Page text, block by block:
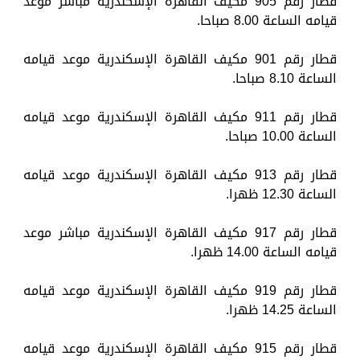
قيامه الساعة 8.00 صباحا.
قطار رقم 901 مكيف القاهرة الإسكندرية موعد قيامه
الساعة 8.10 صباحا.
قطار رقم 911 مكيف القاهرة الإسكندرية موعد قيامه
الساعة 10.00 صباحا.
قطار رقم 913 مكيف القاهرة الإسكندرية موعد قيامه
الساعة 12.30 ظهرا.
قطار رقم 917 مكيف القاهرة الإسكندرية مباشر موعد
قيامه الساعة 14.00 ظهرا.
قطار رقم 919 مكيف القاهرة الإسكندرية موعد قيامه
الساعة 14.25 ظهرا.
قطار رقم 915 مكيف القاهرة الإسكندرية موعد قيامه